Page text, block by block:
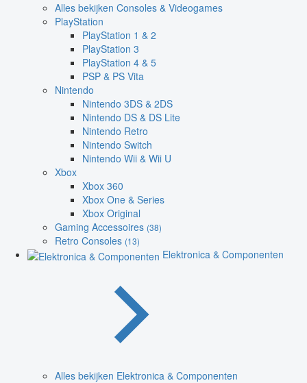
Alles bekijken Consoles & Videogames
PlayStation
PlayStation 1 & 2
PlayStation 3
PlayStation 4 & 5
PSP & PS Vita
Nintendo
Nintendo 3DS & 2DS
Nintendo DS & DS Lite
Nintendo Retro
Nintendo Switch
Nintendo Wii & Wii U
Xbox
Xbox 360
Xbox One & Series
Xbox Original
Gaming Accessoires (38)
Retro Consoles (13)
Elektronica & Componenten
Alles bekijken Elektronica & Componenten